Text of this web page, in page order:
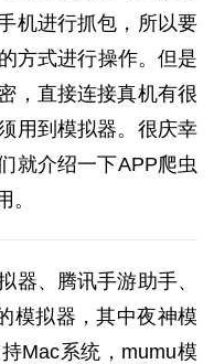
机进行抓包，所以要
方式进行操作。但是
，直接连接真机有很
用到模拟器。很庆幸
就介绍一下APP爬虫
。
器、腾讯手游助手、
模拟器，其中夜神模
Mac系统，mumu模